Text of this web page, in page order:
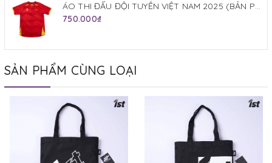
ÁO THI ĐẤU ĐỘI TUYỂN VIỆT NAM 2025 (BẢN PLAYER) JOGARBOLA SÂN NHÀ MÀU ĐỎ
750.000₫
SẢN PHẨM CÙNG LOẠI